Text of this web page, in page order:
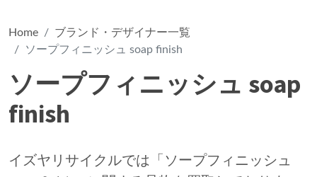
Home
ブランド・デザイナー一覧
ソープフィニッシュ soap finish
ソープフィニッシュ soap
finish
イズヤリサイクルでは「ソープフィニッシュ